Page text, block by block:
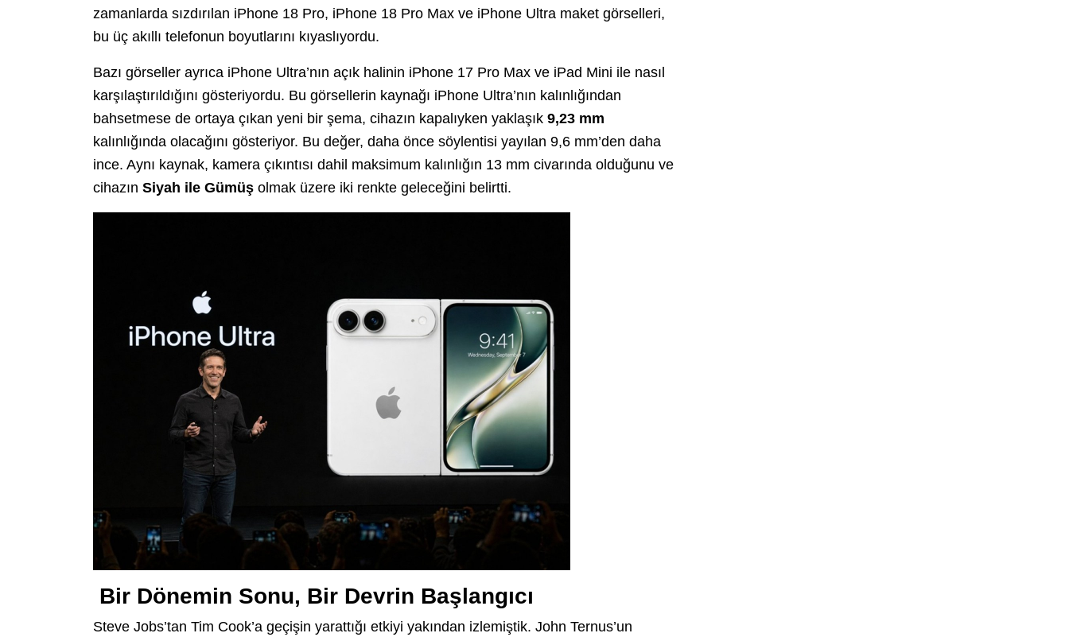
zamanlarda sızdırılan iPhone 18 Pro, iPhone 18 Pro Max ve iPhone Ultra maket görselleri,
bu üç akıllı telefonun boyutlarını kıyaslıyordu.
Bazı görseller ayrıca iPhone Ultra’nın açık halinin iPhone 17 Pro Max ve iPad Mini ile nasıl
karşılaştırıldığını gösteriyordu. Bu görsellerin kaynağı iPhone Ultra’nın kalınlığından
bahsetmese de ortaya çıkan yeni bir şema, cihazın kapalıyken yaklaşık 9,23 mm
kalınlığında olacağını gösteriyor. Bu değer, daha önce söylentisi yayılan 9,6 mm’den daha
ince. Aynı kaynak, kamera çıkıntısı dahil maksimum kalınlığın 13 mm civarında olduğunu ve
cihazın Siyah ile Gümüş olmak üzere iki renkte geleceğini belirtti.
Bir Dönemin Sonu, Bir Devrin Başlangıcı
Steve Jobs’tan Tim Cook’a geçişin yarattığı etkiyi yakından izlemiştik. John Ternus’un